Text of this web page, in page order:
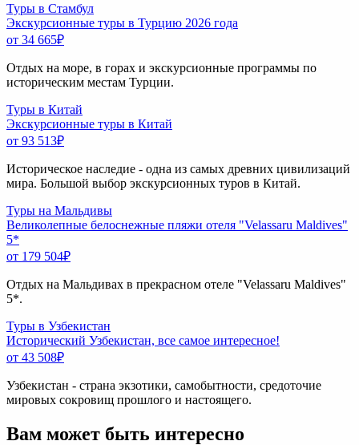
Туры в Стамбул
Экскурсионные туры в Турцию 2026 года
от 34 665₽
Отдых на море, в горах и экскурсионные программы по
историческим местам Турции.
Туры в Китай
Экскурсионные туры в Китай
от 93 513₽
Историческое наследие - одна из самых древних цивилизаций
мира. Большой выбор экскурсионных туров в Китай.
Туры на Мальдивы
Великолепные белоснежные пляжи отеля "Velassaru Maldives"
5*
от 179 504₽
Отдых на Мальдивах в прекрасном отеле "Velassaru Maldives"
5*.
Туры в Узбекистан
Исторический Узбекистан, все самое интересное!
от 43 508₽
Узбекистан - страна экзотики, самобытности, средоточие
мировых сокровищ прошлого и настоящего.
Вам может быть интересно